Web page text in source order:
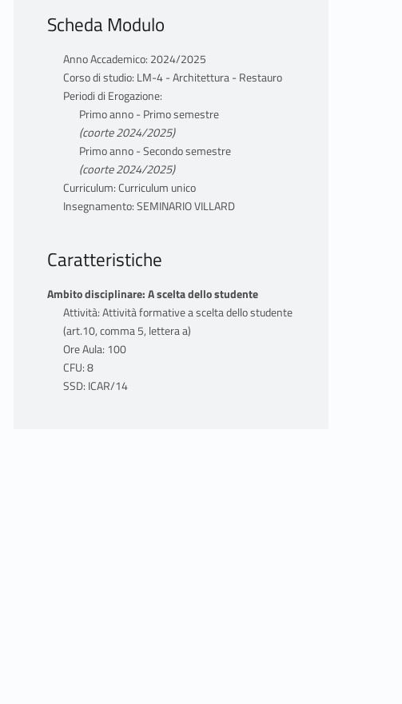
Scheda Modulo
Anno Accademico: 2024/2025
Corso di studio: LM-4 - Architettura - Restauro
Periodi di Erogazione:
Primo anno - Primo semestre
(coorte 2024/2025)
Primo anno - Secondo semestre
(coorte 2024/2025)
Curriculum: Curriculum unico
Insegnamento: SEMINARIO VILLARD
Caratteristiche
Ambito disciplinare: A scelta dello studente
Attività: Attività formative a scelta dello studente
(art.10, comma 5, lettera a)
Ore Aula: 100
CFU: 8
SSD: ICAR/14